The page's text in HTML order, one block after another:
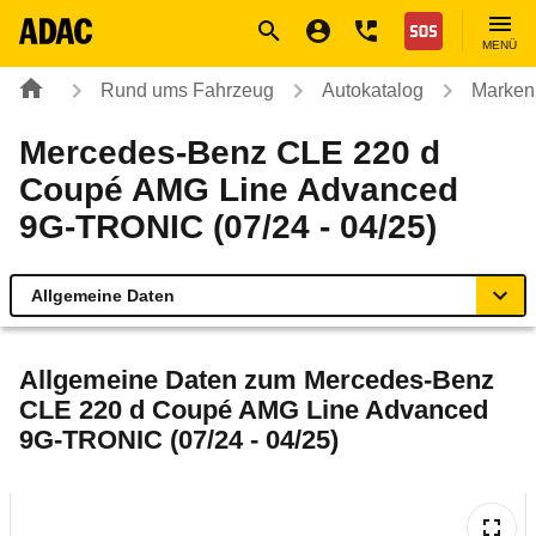
Nothilfe
MENÜ
Rund ums Fahrzeug Autokatalog
Mercedes-Benz CLE 220 d
Coupé AMG Line Advanced
9G-TRONIC (07/24 - 04/25)
Allgemeine Daten
Technische Daten
Allgemeine Daten zum Mercedes-Benz
CLE 220 d Coupé AMG Line Advanced
9G-TRONIC (07/24 - 04/25)